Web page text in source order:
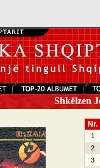
Shkëlzen
Nr.
1
2
3